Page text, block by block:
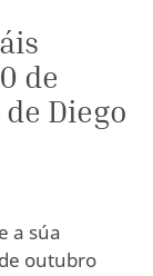
de
Diego
a súa
outubro